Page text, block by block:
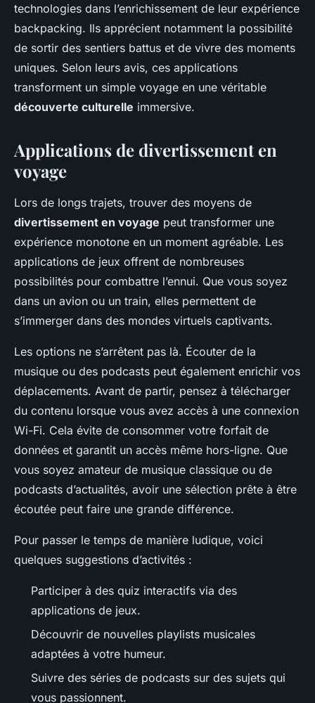
technologies dans l’enrichissement de leur expérience
backpacking. Ils apprécient notamment la possibilité
de sortir des sentiers battus et de vivre des moments
uniques. Selon leurs avis, ces applications
transforment un simple voyage en une véritable
découverte culturelle immersive.
Applications de divertissement en
voyage
Lors de longs trajets, trouver des moyens de
divertissement en voyage peut transformer une
expérience monotone en un moment agréable. Les
applications de jeux offrent de nombreuses
possibilités pour combattre l’ennui. Que vous soyez
dans un avion ou un train, elles permettent de
s’immerger dans des mondes virtuels captivants.
Les options ne s’arrêtent pas là. Écouter de la
musique ou des podcasts peut également enrichir vos
déplacements. Avant de partir, pensez à télécharger
du contenu lorsque vous avez accès à une connexion
Wi-Fi. Cela évite de consommer votre forfait de
données et garantit un accès même hors-ligne. Que
vous soyez amateur de musique classique ou de
podcasts d’actualités, avoir une sélection prête à être
écoutée peut faire une grande différence.
Pour passer le temps de manière ludique, voici
quelques suggestions d’activités :
Participer à des quiz interactifs via des
applications de jeux.
Découvrir de nouvelles playlists musicales
adaptées à votre humeur.
Suivre des séries de podcasts sur des sujets qui
vous passionnent.